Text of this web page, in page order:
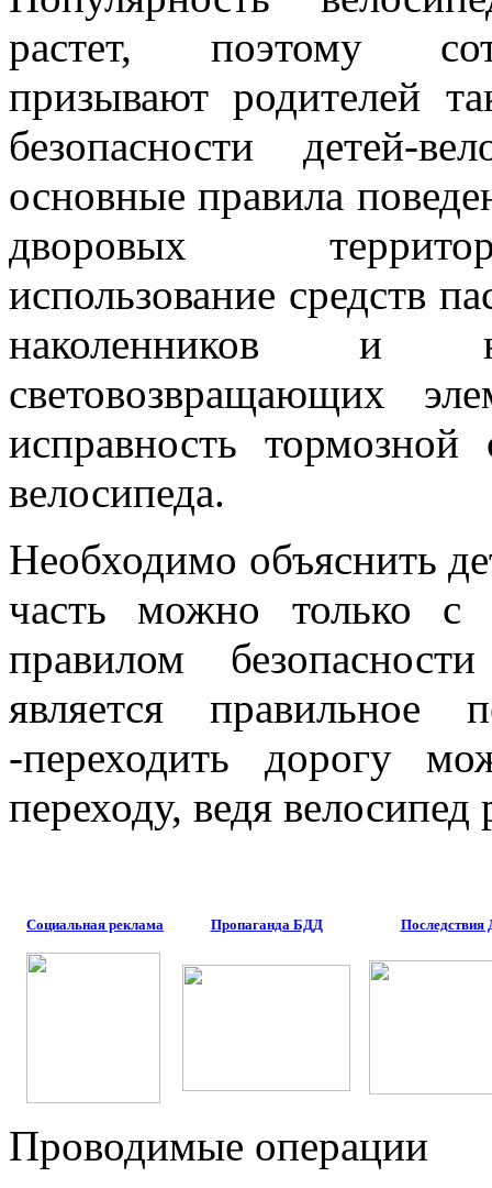
растет, поэтому
призывают родителей
безопасности детей-
основные правила
дворовых
использование средств
наколенников и
световозвращающих
исправность
велосипеда.
Необходимо объяснить
часть можно только
правилом
является правильное
-переходить дорогу
переходу, ведя
Социальная реклама Пропаганда БДД
Проводимые операции